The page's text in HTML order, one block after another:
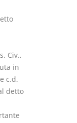
Civ.,
in
c.d.
detto